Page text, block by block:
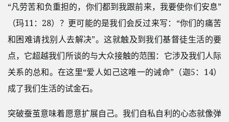
“凡劳苦和负重担的，你们都到我跟前来，我要使你们安息”
（玛11：28）？更可能的是我们会反过来写：“你们的痛苦
和困难请找别人去解决”。这就触及到我们基督徒生活的要
点，它超越我们所谈的与大众接触的范围：它涉及我们人际
关系的总和。在这里“爱人如己这唯一的诫命”（迦5：14）
成了我们生活的试金石。
突破蚕茧意味着愿意扩展自己。我们自私自利的心态就像弹